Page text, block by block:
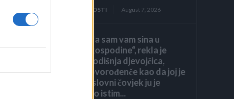
ZANIMLJIVOSTI August 7, 2026
„Pronašla sam vam sina u
smeću, gospodine“, rekla je
sedmogodišnja djevojčica,
grleći novorođenče kao da joj je
brat. Poslovni čovjek ju je
pogledao istim...